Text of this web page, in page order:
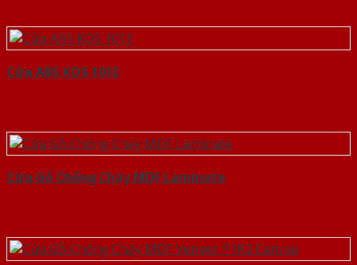
Cửa ABS KOS 101E
Cửa Gỗ Chống Cháy MDF Laminate